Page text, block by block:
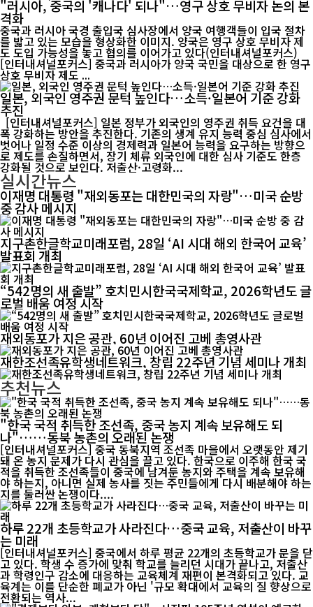
"러시아, 중국의 '캐나다' 되나"…영구 상호 무비자 논의 본
격화
중국과 러시아 국경 출입국 심사장에서 양국 여행객들이 입국 절차
를 밟고 있는 모습을 형상화한 이미지. 양국은 영구 상호 무비자 제
도 도입 가능성을 놓고 협의를 이어가고 있다(인터내셔널포커스)
[인터내셔널포커스] 중국과 러시아가 양국 국민을 대상으로 한 영구
상호 무비자 제도 ...
일본, 외국인 영주권 문턱 높인다…소득·일본어 기준 강화
추진
[인터내셔널포커스] 일본 정부가 외국인의 영주권 취득 요건을 대
폭 강화하는 방안을 추진한다. 기존의 생계 유지 능력 중심 심사에서
벗어나 일정 수준 이상의 경제력과 일본어 능력을 요구하는 방향으
로 제도를 손질하면서, 장기 체류 외국인에 대한 심사 기준도 한층
강화될 것으로 보인다. 저출산·고령화...
실시간뉴스
이재명 대통령 "재외동포는 대한민국의 자랑"…미국 순방
중 감사 메시지
지구촌한글학교미래포럼, 28일 ‘AI 시대 해외 한국어 교육’
발표회 개최
“542명의 새 출발” 호치민시한국국제학교, 2026학년도 글
로벌 배움 여정 시작
재외동포가 지은 공관, 60년 이어진 고베 총영사관
재한조선족유학생네트워크, 창립 22주년 기념 세미나 개최
추천뉴스
"한국 국적 취득한 조선족, 중국 농지 계속 보유해도 되
나"……동북 농촌의 오래된 논쟁
[인터내셔널포커스] 중국 동북지역 조선족 마을에서 오랫동안 제기
돼 온 농지 문제가 다시 관심을 끌고 있다. 한국으로 이주해 한국 국
적을 취득한 조선족들이 중국에 남겨둔 농지와 주택을 계속 보유해
야 하는지, 아니면 실제 농사를 짓는 주민들에게 다시 배분해야 하는
지를 둘러싼 논쟁이다....
하루 22개 초등학교가 사라진다…중국 교육, 저출산이 바꾸
는 미래
[인터내셔널포커스] 중국에서 하루 평균 22개의 초등학교가 문을 닫
고 있다. 학생 수 증가에 맞춰 학교를 늘리던 시대가 끝나고, 저출산
과 학령인구 감소에 대응하는 교육체계 재편이 본격화되고 있다. 교
육계는 이를 단순한 폐교가 아닌 '규모 확대에서 교육의 질 향상으로
전환되는 역사...